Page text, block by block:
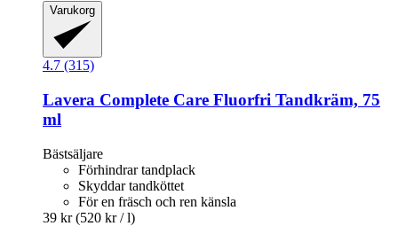
Varukorg
4.7 (315)
Lavera Complete Care Fluorfri Tandkräm, 75
ml
Bästsäljare
Förhindrar tandplack
Skyddar tandköttet
För en fräsch och ren känsla
39 kr (520 kr / l)